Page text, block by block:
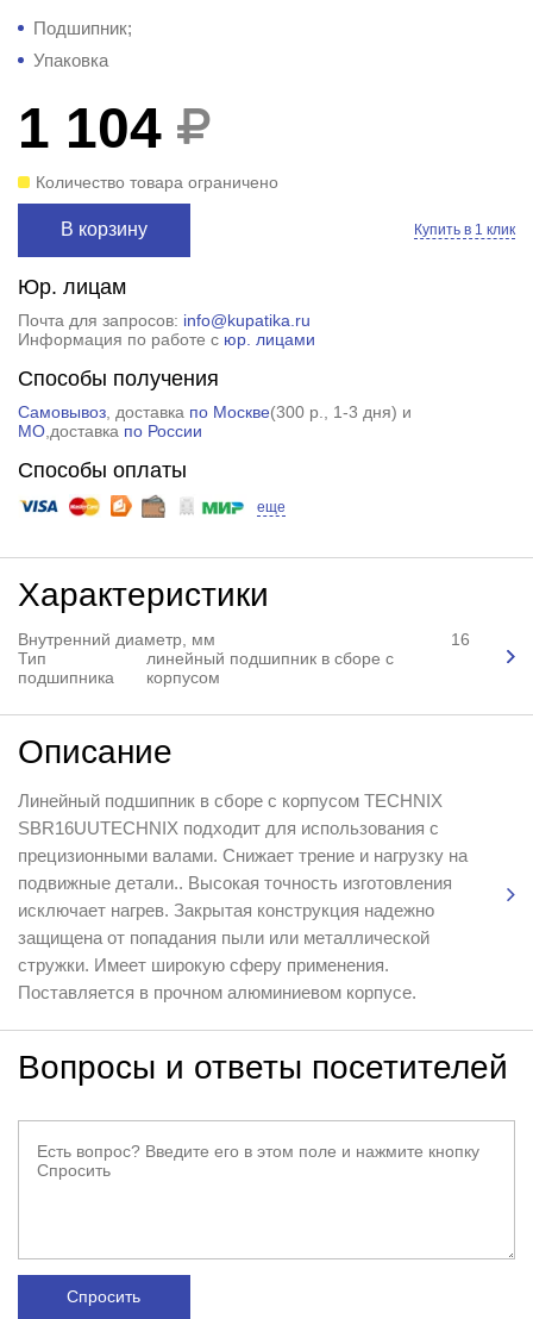
Подшипник;
Упаковка
1 104
Количество товара ограничено
В корзину Купить в 1 клик
Юр. лицам
Почта для запросов: info@kupatika.ru
Информация по работе с юр. лицами
Способы получения
Самовывоз, доставка по Москве(300 р.
, 1-3 дня) и
МО,доставка по России
Способы оплаты
еще
Характеристики
Внутренний диаметр, мм
16
Тип
подшипника
линейный подшипник в сборе с
корпусом
Описание
Линейный подшипник в сборе с корпусом TECHNIX
SBR16UUTEСHNIX подходит для использования с
прецизионными валами. Снижает трение и нагрузку на
подвижные детали.. Высокая точность изготовления
исключает нагрев. Закрытая конструкция надежно
защищена от попадания пыли или металлической
стружки. Имеет широкую сферу применения.
Поставляется в прочном алюминиевом корпусе.
Вопросы и ответы посетителей
Спросить